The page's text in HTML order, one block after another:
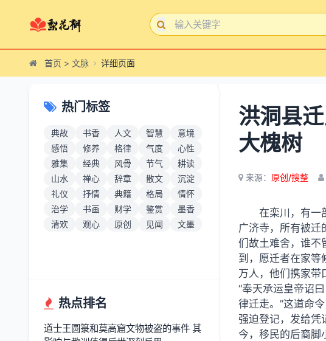
首页 > 文脉 详细页面
热门标签
典故 书香 人文 智慧
意境
感悟
修养 格律 气度
心性
雅集
经典 风骨 节气
耕读
山水
禅心 辞章 散文
沉淀
礼仪
抒情 典籍 格局
情怀
治学
书画 财学 鉴赏
墨香
清欢
观心 原创 见闻 文墨
热点排名
道士王圆箓和莫高窟文物被盗的事件 其
洪洞县
大槐树
来源： 原创/搜整
在栾川，有一
广济寺，所有被迁
们故土难舍，谁不
到，愿迁者在家等
万人，他们携家带
“奉天承运皇帝诏
律迁走。”这道命
强迫登记，发给凭
今，移民的后裔脚